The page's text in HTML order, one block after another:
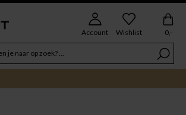
Account Wishlist 0,-